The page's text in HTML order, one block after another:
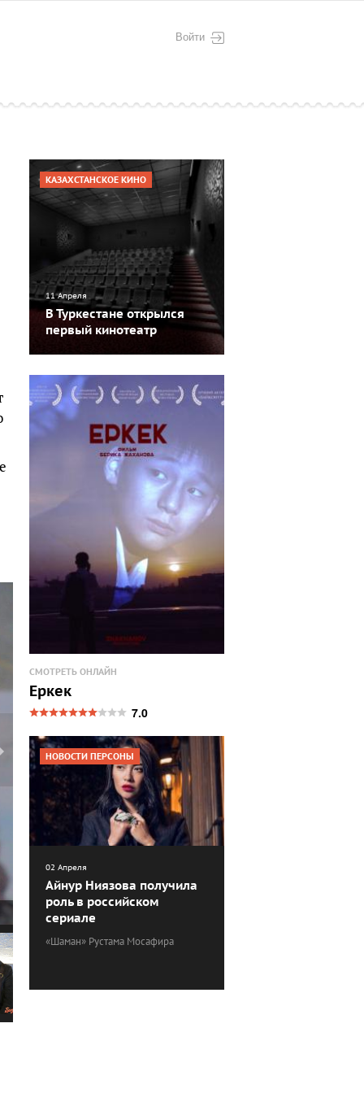
Войти
КАЗАХСТАНСКОЕ КИНО
11 Апреля
В Туркестане открылся
первый кинотеатр
СМОТРЕТЬ ОНЛАЙН
Еркек
7.0
НОВОСТИ ПЕРСОНЫ
02 Апреля
Айнур Ниязова получила
роль в российском
сериале
«Шаман» Рустама Мосафира